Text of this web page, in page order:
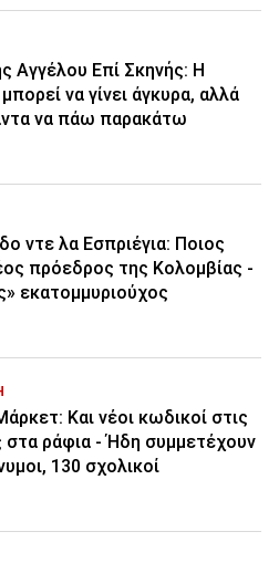
Αγγέλου Επί Σκηνής: Η
να γίνει άγκυρα, αλλά
να πάω παρακάτω
ντε λα Εσπριέγια: Ποιος
πρόεδρος της Κολομβίας -
εκατομμυριούχος
Και νέοι κωδικοί στις
στα ράφια - Ήδη συμμετέχουν
130 σχολικοί